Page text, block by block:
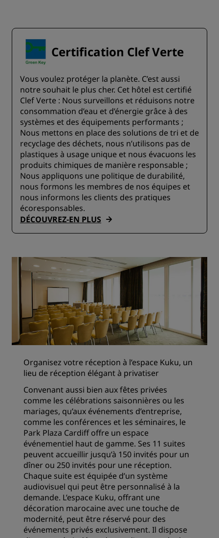
Certification Clef Verte
Vous voulez protéger la planète. C’est aussi
notre souhait le plus cher. Cet hôtel est certifié
Clef Verte : Nous surveillons et réduisons notre
consommation d’eau et d’énergie grâce à des
systèmes et des équipements performants ;
Nous mettons en place des solutions de tri et de
recyclage des déchets, nous n’utilisons pas de
plastiques à usage unique et nous évacuons les
produits chimiques de manière responsable ;
Nous appliquons une politique de durabilité,
nous formons les membres de nos équipes et
nous informons les clients des pratiques
écoresponsables.
DÉCOUVREZ-EN PLUS
Organisez votre réception à l’espace Kuku, un
lieu de réception élégant à privatiser
Convenant aussi bien aux fêtes privées
comme les célébrations saisonnières ou les
mariages, qu’aux événements d’entreprise,
comme les conférences et les séminaires, le
Park Plaza Cardiff offre un espace
événementiel haut de gamme. Ses 11 suites
peuvent accueillir jusqu’à 150 invités pour un
dîner ou 250 invités pour une réception.
Chaque suite est équipée d’un système
audiovisuel qui peut être personnalisé à la
demande. L’espace Kuku, offrant une
décoration marocaine avec une touche de
modernité, peut être réservé pour des
événements privés exclusivement. Il dispose